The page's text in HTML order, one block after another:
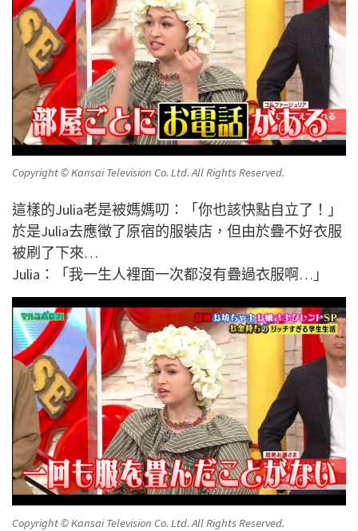
Copyright © Kansai Television Co. Ltd. All Rights Reserved.
這樣的Julia老是被媽媽叨：「你也該快點自立了！」
於是Julia去應徵了原宿的服裝店，但由於疊不好衣服
被刷了下來…
Julia：「我一生人裡面一次都沒有疊過衣服啊…」
Copyright © Kansai Television Co. Ltd. All Rights Reserved.